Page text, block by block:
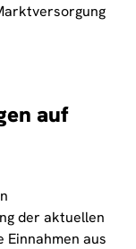
auf
der aktuellen
aus